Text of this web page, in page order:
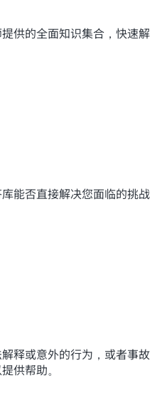
供的全面知识集合，快速解
能否直接解决您面临的挑战
释或意外的行为，或者事故
供帮助。